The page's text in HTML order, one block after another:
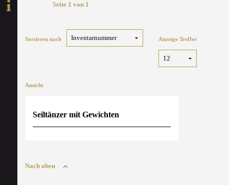
Seite 1 von 1
Sortieren nach Anzeige Treffer
Ansicht
Seiltänzer mit Gewichten
Nach oben